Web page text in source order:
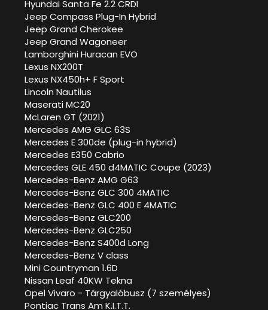
Hyundai Santa Fe 2.2 CRDI
Jeep Compass Plug-In Hybrid
Jeep Grand Cherokee
Jeep Grand Wagoneer
Lamborghini Huracan EVO
Lexus NX200T
Lexus NX450h+ F Sport
Lincoln Nautilus
Maserati MC20
McLaren GT (2021)
Mercedes AMG GLC 63S
Mercedes E 300de (plug-in hybrid)
Mercedes E350 Cabrio
Mercedes GLE 450 d4MATIC Coupe (2023)
Mercedes-Benz AMG G63
Mercedes-Benz GLC 300 4MATIC
Mercedes-Benz GLC 400 E 4MATIC
Mercedes-Benz GLC200
Mercedes-Benz GLC250
Mercedes-Benz S400d Long
Mercedes-Benz V class
Mini Countryman 1.6D
Nissan Leaf 40KW Tekna
Opel Vivaro - Tárgyalóbusz (7 személyes)
Pontiac Trans Am K.I.T.T.